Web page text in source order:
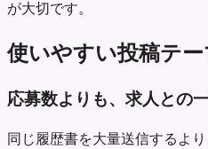
が大切です。
使いやすい投稿テー
応募数よりも、求人との
同じ履歴書を大量送信するよ